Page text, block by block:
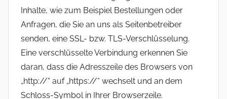
Inhalte, wie zum Beispiel Bestellungen oder
Anfragen, die Sie an uns als Seitenbetreiber
senden, eine SSL- bzw. TLS-Verschlüsselung.
Eine verschlüsselte Verbindung erkennen Sie
daran, dass die Adresszeile des Browsers von
„http://“ auf „https://“ wechselt und an dem
Schloss-Symbol in Ihrer Browserzeile.